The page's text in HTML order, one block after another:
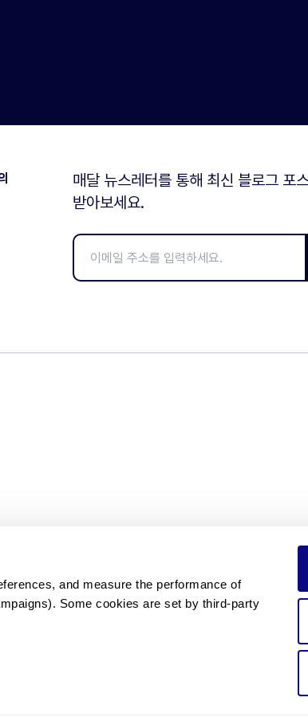
and measure the performance of
Some cookies are set by third-party
매달 뉴스레터를 통해 최신 블로그 포
받아보세요.